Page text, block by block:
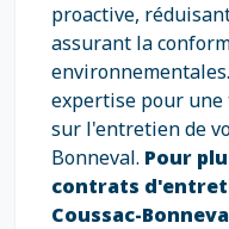
proactive,
assurant la
expertise pour
sur l'entretien de
Bonneval. Pour
contrats
Coussac-